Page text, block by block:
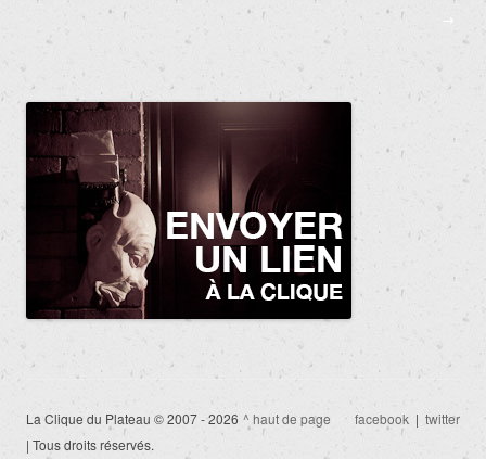
→
La Clique du Plateau © 2007 - 2026
| Tous droits réservés.
^ haut de page facebook | twitter